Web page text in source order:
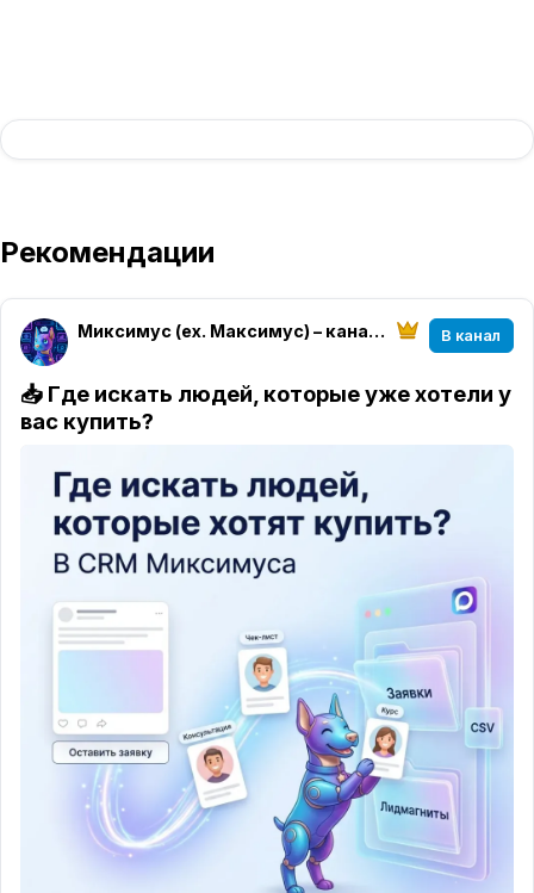
Рекомендации
Миксимус (ex. Максимус) – канал на Максимум В канал
📥 Где искать людей, которые уже хотели у
вас купить?